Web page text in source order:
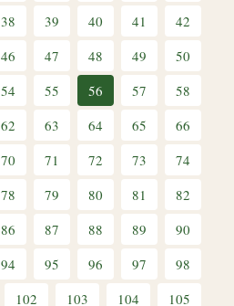
38 39 40 41
42
46 47 48 49
50
54 55 56 57
58
62 63 64 65
66
70 71 72 73
74
78 79 80 81
82
86 87 88 89
90
94 95 96 97
98
102 103 104
105